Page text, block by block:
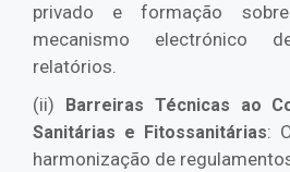
privado e formação
mecanismo electrónico
relatórios.
(ii) Barreiras Técnicas ao
Sanitárias e Fitossanitárias:
harmonização de